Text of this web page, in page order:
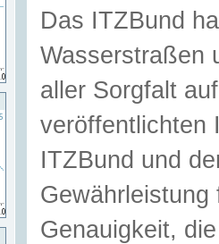
Das ITZBund
Wasserstraßen
aller Sorgfalt
veröffentlichten
ITZBund und
Genauigkeit,